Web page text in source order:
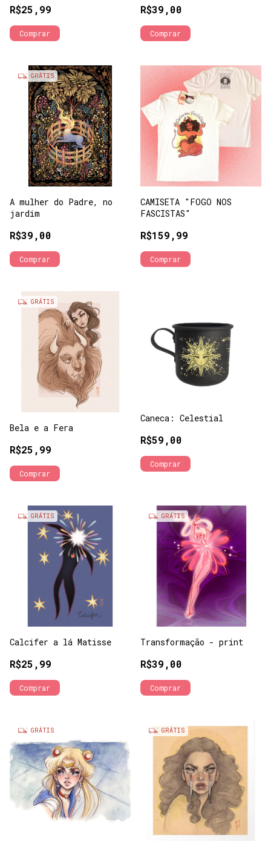
R$25,99
Comprar
R$39,00
Comprar
GRÁTIS
A mulher do Padre, no
jardim
R$39,00
Comprar
CAMISETA "FOGO NOS
FASCISTAS"
R$159,99
Comprar
GRÁTIS
Bela e a Fera
R$25,99
Comprar
Caneca: Celestial
R$59,00
GRÁTIS
Calcifer a lá Matisse
R$25,99
Comprar
GRÁTIS
Transformação - print
R$39,00
Comprar
GRÁTIS GRÁTIS